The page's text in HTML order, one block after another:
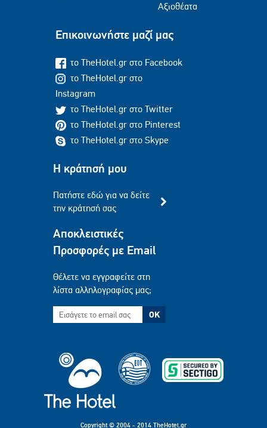
Αξιοθέατα
Επικοινωνήστε μαζί μας
το TheHotel.gr στο Facebook
το TheHotel.gr στο
Instagram
το TheHotel.gr στο Twitter
το TheHotel.gr στο Pinterest
το TheHotel.gr στο Skype
Η κράτησή μου
Πατήστε εδώ για να δείτε
την κράτησή σας
Αποκλειστικές
Προσφορές με Email
Θέλετε να εγγραφείτε στη
λίστα αλληλογραφίας μας;
OK
Copyright © 2004 - 2014 TheHotel.gr